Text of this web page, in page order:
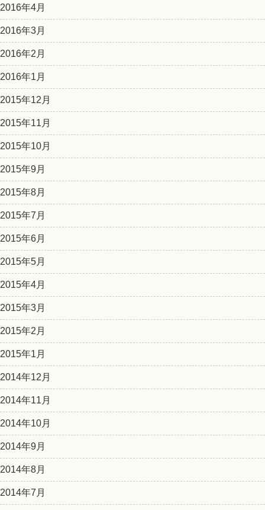
2016年4月
2016年3月
2016年2月
2016年1月
2015年12月
2015年11月
2015年10月
2015年9月
2015年8月
2015年7月
2015年6月
2015年5月
2015年4月
2015年3月
2015年2月
2015年1月
2014年12月
2014年11月
2014年10月
2014年9月
2014年8月
2014年7月